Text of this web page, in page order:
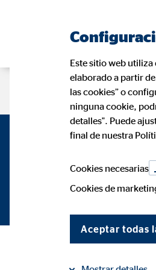
Oportunidad
Este sitio web
elaborado a partir
las cookies” o
ninguna cookie,
detalles". Puede
final de nuestra
Cookies necesarias
Cookies de
Aceptar todas